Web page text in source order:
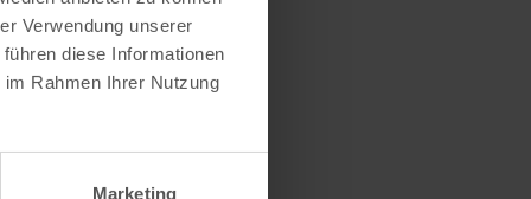
Verwendung unserer
diese Informationen
Rahmen Ihrer Nutzung
Marketing